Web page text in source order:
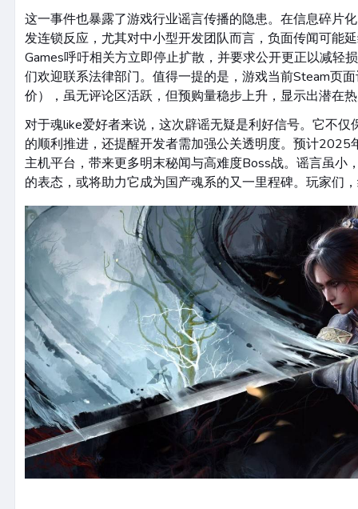
这一事件也暴露了游戏行业谣言传播的隐患。在信息碎片
发连锁反应，尤其对中小型开发团队而言，负面传闻可能
Games呼吁相关方立即停止扩散，并要求公开更正以减轻
们欢迎联系法律部门。值得一提的是，游戏当前Steam页
价），虽无评论区活跃，但预购量稳步上升，显示出潜在
对于魂like爱好者来说，这次辟谣无疑是利好信号。它不仅
的顺利推进，还提醒开发者需加强公关透明度。预计2025
主机平台，带来更多明末秘闻与高难度Boss战。谣言虽
的表态，或将助力它成为国产魂系的又一里程碑。玩家们